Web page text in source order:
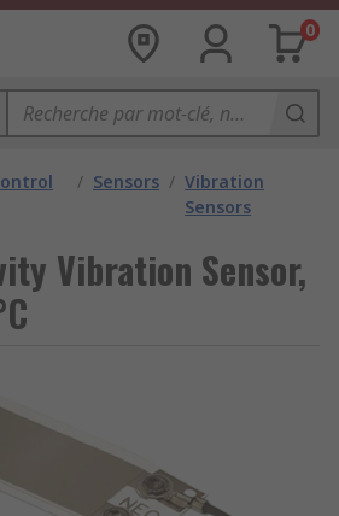
0
/ Sensors / Vibration
Sensors
Vibration Sensor,